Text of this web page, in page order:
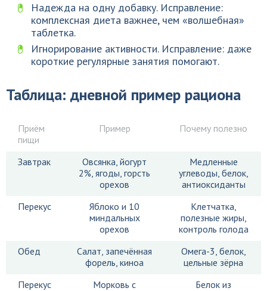
Надежда на одну добавку. Исправление:
комплексная диета важнее, чем «волшебная»
таблетка.
Игнорирование активности. Исправление: даже
короткие регулярные занятия помогают.
Таблица: дневной пример рациона
Приём
пищи
Пример Почему полезно
Завтрак
Овсянка, йогурт
2%, ягоды, горсть
орехов
Медленные
углеводы, белок,
антиоксиданты
Перекус
Яблоко и 10
миндальных
орехов
Клетчатка,
полезные жиры,
контроль голода
Обед
Салат, запечённая
форель, киноа
Омега-3, белок,
цельные зёрна
Перекус
Морковь с
Белок из